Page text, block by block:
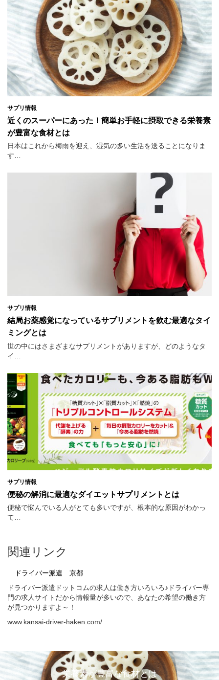
サプリ情報
近くのスーパーにあった！簡単お手軽に摂取できる栄養素
が豊富な食材とは
日本はこれから梅雨を迎え、湿気の多い生活を送ることになりま
す…
サプリ情報
結局お薬感覚になっているサプリメントを飲む最適なタイ
ミングとは
世の中にはさまざまなサプリメントがありますが、どのようなタ
イ…
サプリ情報
便秘の解消に最適なダイエットサプリメントとは
便秘で悩んでいる人がとても多いですが、根本的な原因がわかっ
て…
関連リンク
ドライバー派遣 京都
ドライバー派遣ドットコムの求人は働き方いろいろ♪ドライバー専
門の求人サイトだから情報量が多いので、あなたの希望の働き方
が見つかりますよ～！
www.kansai-driver-haken.com/
栄養素が豊富な食材とは